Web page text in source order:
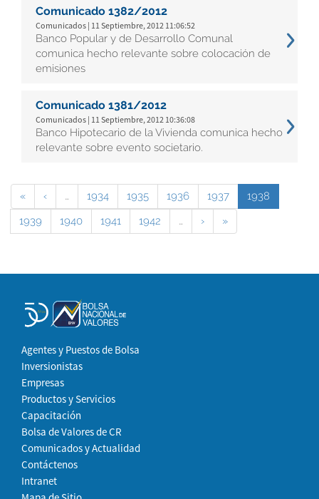
Comunicado 1382/2012
Comunicados | 11 Septiembre, 2012 11:06:52
Banco Popular y de Desarrollo Comunal
comunica hecho relevante sobre colocación de
emisiones
Comunicado 1381/2012
Comunicados | 11 Septiembre, 2012 10:36:08
Banco Hipotecario de la Vivienda comunica hecho
relevante sobre evento societario.
« ‹ … 1934 1935 1936 1937
1938
1939
1940 1941 1942 … › »
Agentes y Puestos de Bolsa
Inversionistas
Empresas
Productos y Servicios
Capacitación
Bolsa de Valores de CR
Comunicados y Actualidad
Contáctenos
Intranet